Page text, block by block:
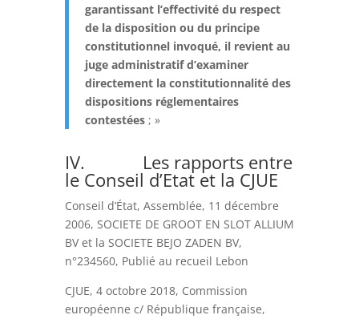
garantissant l’effectivité du respect
de la disposition ou du principe
constitutionnel invoqué, il revient au
juge administratif d’examiner
directement la constitutionnalité des
dispositions réglementaires
contestées; »
IV. Les rapports entre
le Conseil d’Etat et la CJUE
Conseil d’État, Assemblée, 11 décembre
2006, SOCIETE DE GROOT EN SLOT ALLIUM
BV et la SOCIETE BEJO ZADEN BV,
n°234560, Publié au recueil Lebon
CJUE, 4 octobre 2018, Commission
européenne c/ République française,